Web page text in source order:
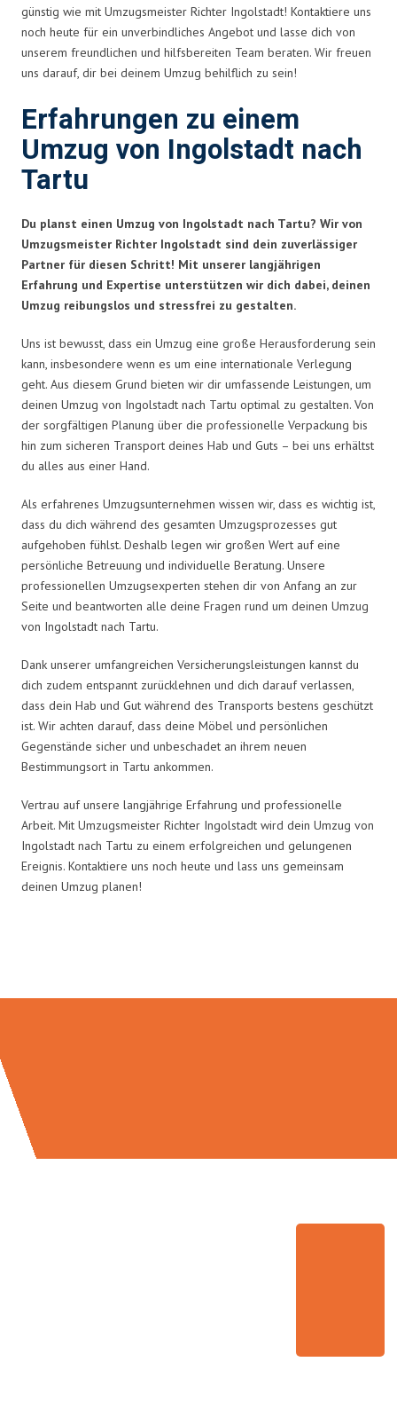
günstig wie mit Umzugsmeister Richter Ingolstadt! Kontaktiere uns
noch heute für ein unverbindliches Angebot und lasse dich von
unserem freundlichen und hilfsbereiten Team beraten. Wir freuen
uns darauf, dir bei deinem Umzug behilflich zu sein!
Erfahrungen zu einem
Umzug von Ingolstadt nach
Tartu
Du planst einen Umzug von Ingolstadt nach Tartu? Wir von
Umzugsmeister Richter Ingolstadt sind dein zuverlässiger
Partner für diesen Schritt! Mit unserer langjährigen
Erfahrung und Expertise unterstützen wir dich dabei, deinen
Umzug reibungslos und stressfrei zu gestalten.
Uns ist bewusst, dass ein Umzug eine große Herausforderung sein
kann, insbesondere wenn es um eine internationale Verlegung
geht. Aus diesem Grund bieten wir dir umfassende Leistungen, um
deinen Umzug von Ingolstadt nach Tartu optimal zu gestalten. Von
der sorgfältigen Planung über die professionelle Verpackung bis
hin zum sicheren Transport deines Hab und Guts – bei uns erhältst
du alles aus einer Hand.
Als erfahrenes Umzugsunternehmen wissen wir, dass es wichtig ist,
dass du dich während des gesamten Umzugsprozesses gut
aufgehoben fühlst. Deshalb legen wir großen Wert auf eine
persönliche Betreuung und individuelle Beratung. Unsere
professionellen Umzugsexperten stehen dir von Anfang an zur
Seite und beantworten alle deine Fragen rund um deinen Umzug
von Ingolstadt nach Tartu.
Dank unserer umfangreichen Versicherungsleistungen kannst du
dich zudem entspannt zurücklehnen und dich darauf verlassen,
dass dein Hab und Gut während des Transports bestens geschützt
ist. Wir achten darauf, dass deine Möbel und persönlichen
Gegenstände sicher und unbeschadet an ihrem neuen
Bestimmungsort in Tartu ankommen.
Vertrau auf unsere langjährige Erfahrung und professionelle
Arbeit. Mit Umzugsmeister Richter Ingolstadt wird dein Umzug von
Ingolstadt nach Tartu zu einem erfolgreichen und gelungenen
Ereignis. Kontaktiere uns noch heute und lass uns gemeinsam
deinen Umzug planen!